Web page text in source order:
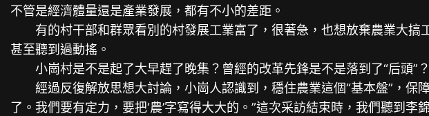
不管是經濟體量還是產業發展，都有不小的差距。
有的村干部和群眾看別的村發展工業富了，很著急，也想放棄農業大搞
甚至聽到過動搖。
小崗村是不是起了大早趕了晚集？曾經的改革先鋒是不是落到了“后頭”
經過反復解放思想大討論，小崗人認識到，穩住農業這個“基本盤”，保
了。我們要有定力，要把‘農’字寫得大大的。”這次采訪結束時，我們聽到李